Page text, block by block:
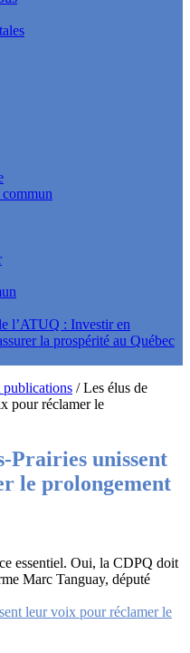
l’ATUQ : Investir en
la prospérité au Québec
/Les élus de
pour réclamer le
Prairies unissent
le prolongement
essentiel. Oui, la CDPQ doit
Marc Tanguay, député
leur voix pour réclamer le